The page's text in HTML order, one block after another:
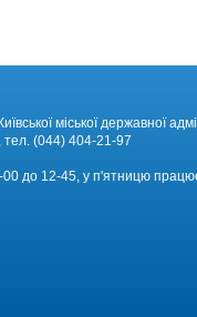
міської державної
(044) 404-21-97
00 до 12-45, у п'ятницю